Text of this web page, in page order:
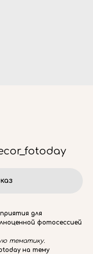
для
фотосессией
тематику.
на тему